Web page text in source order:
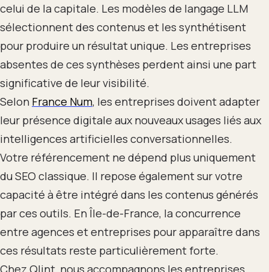
celui de la capitale. Les modèles de langage LLM
sélectionnent des contenus et les synthétisent
pour produire un résultat unique. Les entreprises
absentes de ces synthèses perdent ainsi une part
significative de leur visibilité.
Selon France Num, les entreprises doivent adapter
leur présence digitale aux nouveaux usages liés aux
intelligences artificielles conversationnelles.
Votre référencement ne dépend plus uniquement
du SEO classique. Il repose également sur votre
capacité à être intégré dans les contenus générés
par ces outils. En Île-de-France, la concurrence
entre agences et entreprises pour apparaître dans
ces résultats reste particulièrement forte.
Chez Qlint, nous accompagnons les entreprises